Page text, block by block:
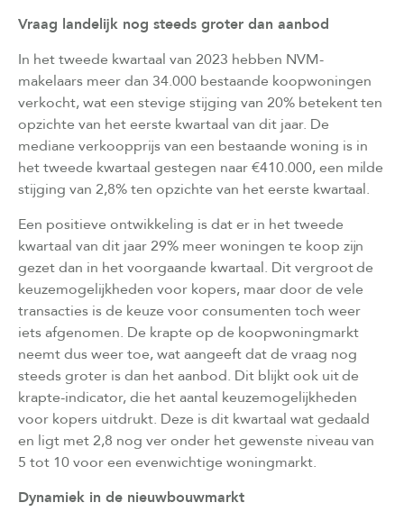
Vraag landelijk nog steeds groter dan aanbod
In het tweede kwartaal van 2023 hebben NVM-
makelaars meer dan 34.000 bestaande koopwoningen
verkocht, wat een stevige stijging van 20% betekent ten
opzichte van het eerste kwartaal van dit jaar. De
mediane verkoopprijs van een bestaande woning is in
het tweede kwartaal gestegen naar €410.000, een milde
stijging van 2,8% ten opzichte van het eerste kwartaal.
Een positieve ontwikkeling is dat er in het tweede
kwartaal van dit jaar 29% meer woningen te koop zijn
gezet dan in het voorgaande kwartaal. Dit vergroot de
keuzemogelijkheden voor kopers, maar door de vele
transacties is de keuze voor consumenten toch weer
iets afgenomen. De krapte op de koopwoningmarkt
neemt dus weer toe, wat aangeeft dat de vraag nog
steeds groter is dan het aanbod. Dit blijkt ook uit de
krapte-indicator, die het aantal keuzemogelijkheden
voor kopers uitdrukt. Deze is dit kwartaal wat gedaald
en ligt met 2,8 nog ver onder het gewenste niveau van
5 tot 10 voor een evenwichtige woningmarkt.
Dynamiek in de nieuwbouwmarkt